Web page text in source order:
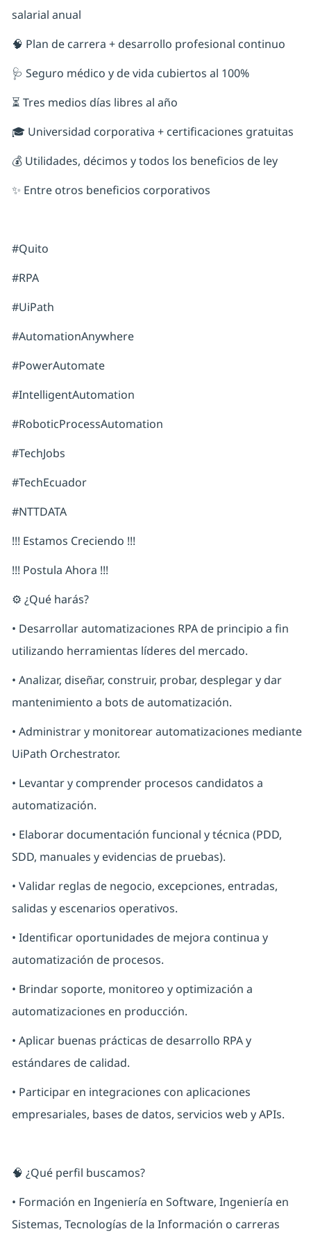
salarial anual
🧠 Plan de carrera + desarrollo profesional continuo
🩺 Seguro médico y de vida cubiertos al 100%
⏳ Tres medios días libres al año
🎓 Universidad corporativa + certificaciones gratuitas
💰 Utilidades, décimos y todos los beneficios de ley
✨ Entre otros beneficios corporativos
#Quito
#RPA
#UiPath
#AutomationAnywhere
#PowerAutomate
#IntelligentAutomation
#RoboticProcessAutomation
#TechJobs
#TechEcuador
#NTTDATA
!!! Estamos Creciendo !!!
!!! Postula Ahora !!!
⚙️ ¿Qué harás?
• Desarrollar automatizaciones RPA de principio a fin
utilizando herramientas líderes del mercado.
• Analizar, diseñar, construir, probar, desplegar y dar
mantenimiento a bots de automatización.
• Administrar y monitorear automatizaciones mediante
UiPath Orchestrator.
• Levantar y comprender procesos candidatos a
automatización.
• Elaborar documentación funcional y técnica (PDD,
SDD, manuales y evidencias de pruebas).
• Validar reglas de negocio, excepciones, entradas,
salidas y escenarios operativos.
• Identificar oportunidades de mejora continua y
automatización de procesos.
• Brindar soporte, monitoreo y optimización a
automatizaciones en producción.
• Aplicar buenas prácticas de desarrollo RPA y
estándares de calidad.
• Participar en integraciones con aplicaciones
empresariales, bases de datos, servicios web y APIs.
🧠 ¿Qué perfil buscamos?
• Formación en Ingeniería en Software, Ingeniería en
Sistemas, Tecnologías de la Información o carreras